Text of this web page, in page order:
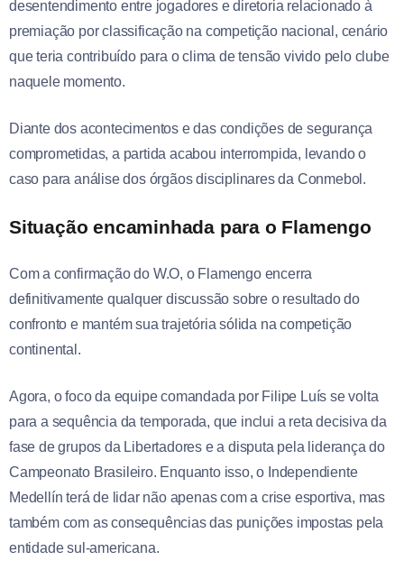
desentendimento entre jogadores e diretoria relacionado à
premiação por classificação na competição nacional, cenário
que teria contribuído para o clima de tensão vivido pelo clube
naquele momento.
Diante dos acontecimentos e das condições de segurança
comprometidas, a partida acabou interrompida, levando o
caso para análise dos órgãos disciplinares da Conmebol.
Situação encaminhada para o Flamengo
Com a confirmação do W.O, o Flamengo encerra
definitivamente qualquer discussão sobre o resultado do
confronto e mantém sua trajetória sólida na competição
continental.
Agora, o foco da equipe comandada por Filipe Luís se volta
para a sequência da temporada, que inclui a reta decisiva da
fase de grupos da Libertadores e a disputa pela liderança do
Campeonato Brasileiro. Enquanto isso, o Independiente
Medellín terá de lidar não apenas com a crise esportiva, mas
também com as consequências das punições impostas pela
entidade sul-americana.